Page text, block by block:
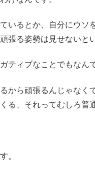
いるとか、自分にウソ
張る姿勢は見せないと
ティブなことでもなん
から頑張るんじゃなく
る、それってむしろ普
。